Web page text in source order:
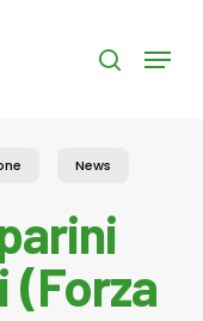
search
Menu
News
(Forza